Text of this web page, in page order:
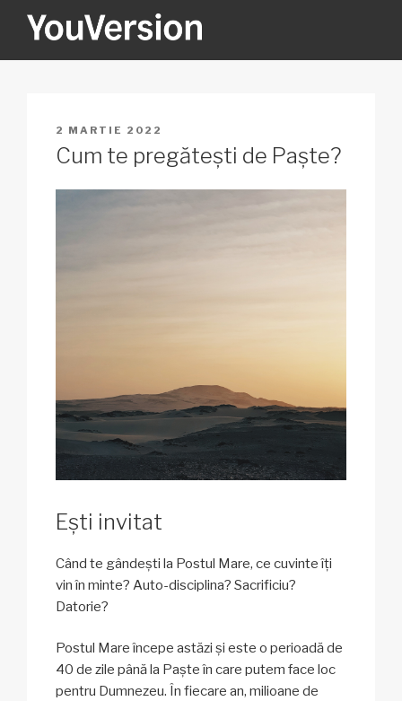
YOUVERSION
PUBLICAT
PE
2 MARTIE 2022
Cum te pregătești de Paște?
Ești invitat
Când te gândești la Postul Mare, ce cuvinte îți
vin în minte? Auto-disciplina? Sacrificiu?
Datorie?
Postul Mare începe astăzi și este o perioadă de
40 de zile până la Paște în care putem face loc
pentru Dumnezeu. În fiecare an, milioane de